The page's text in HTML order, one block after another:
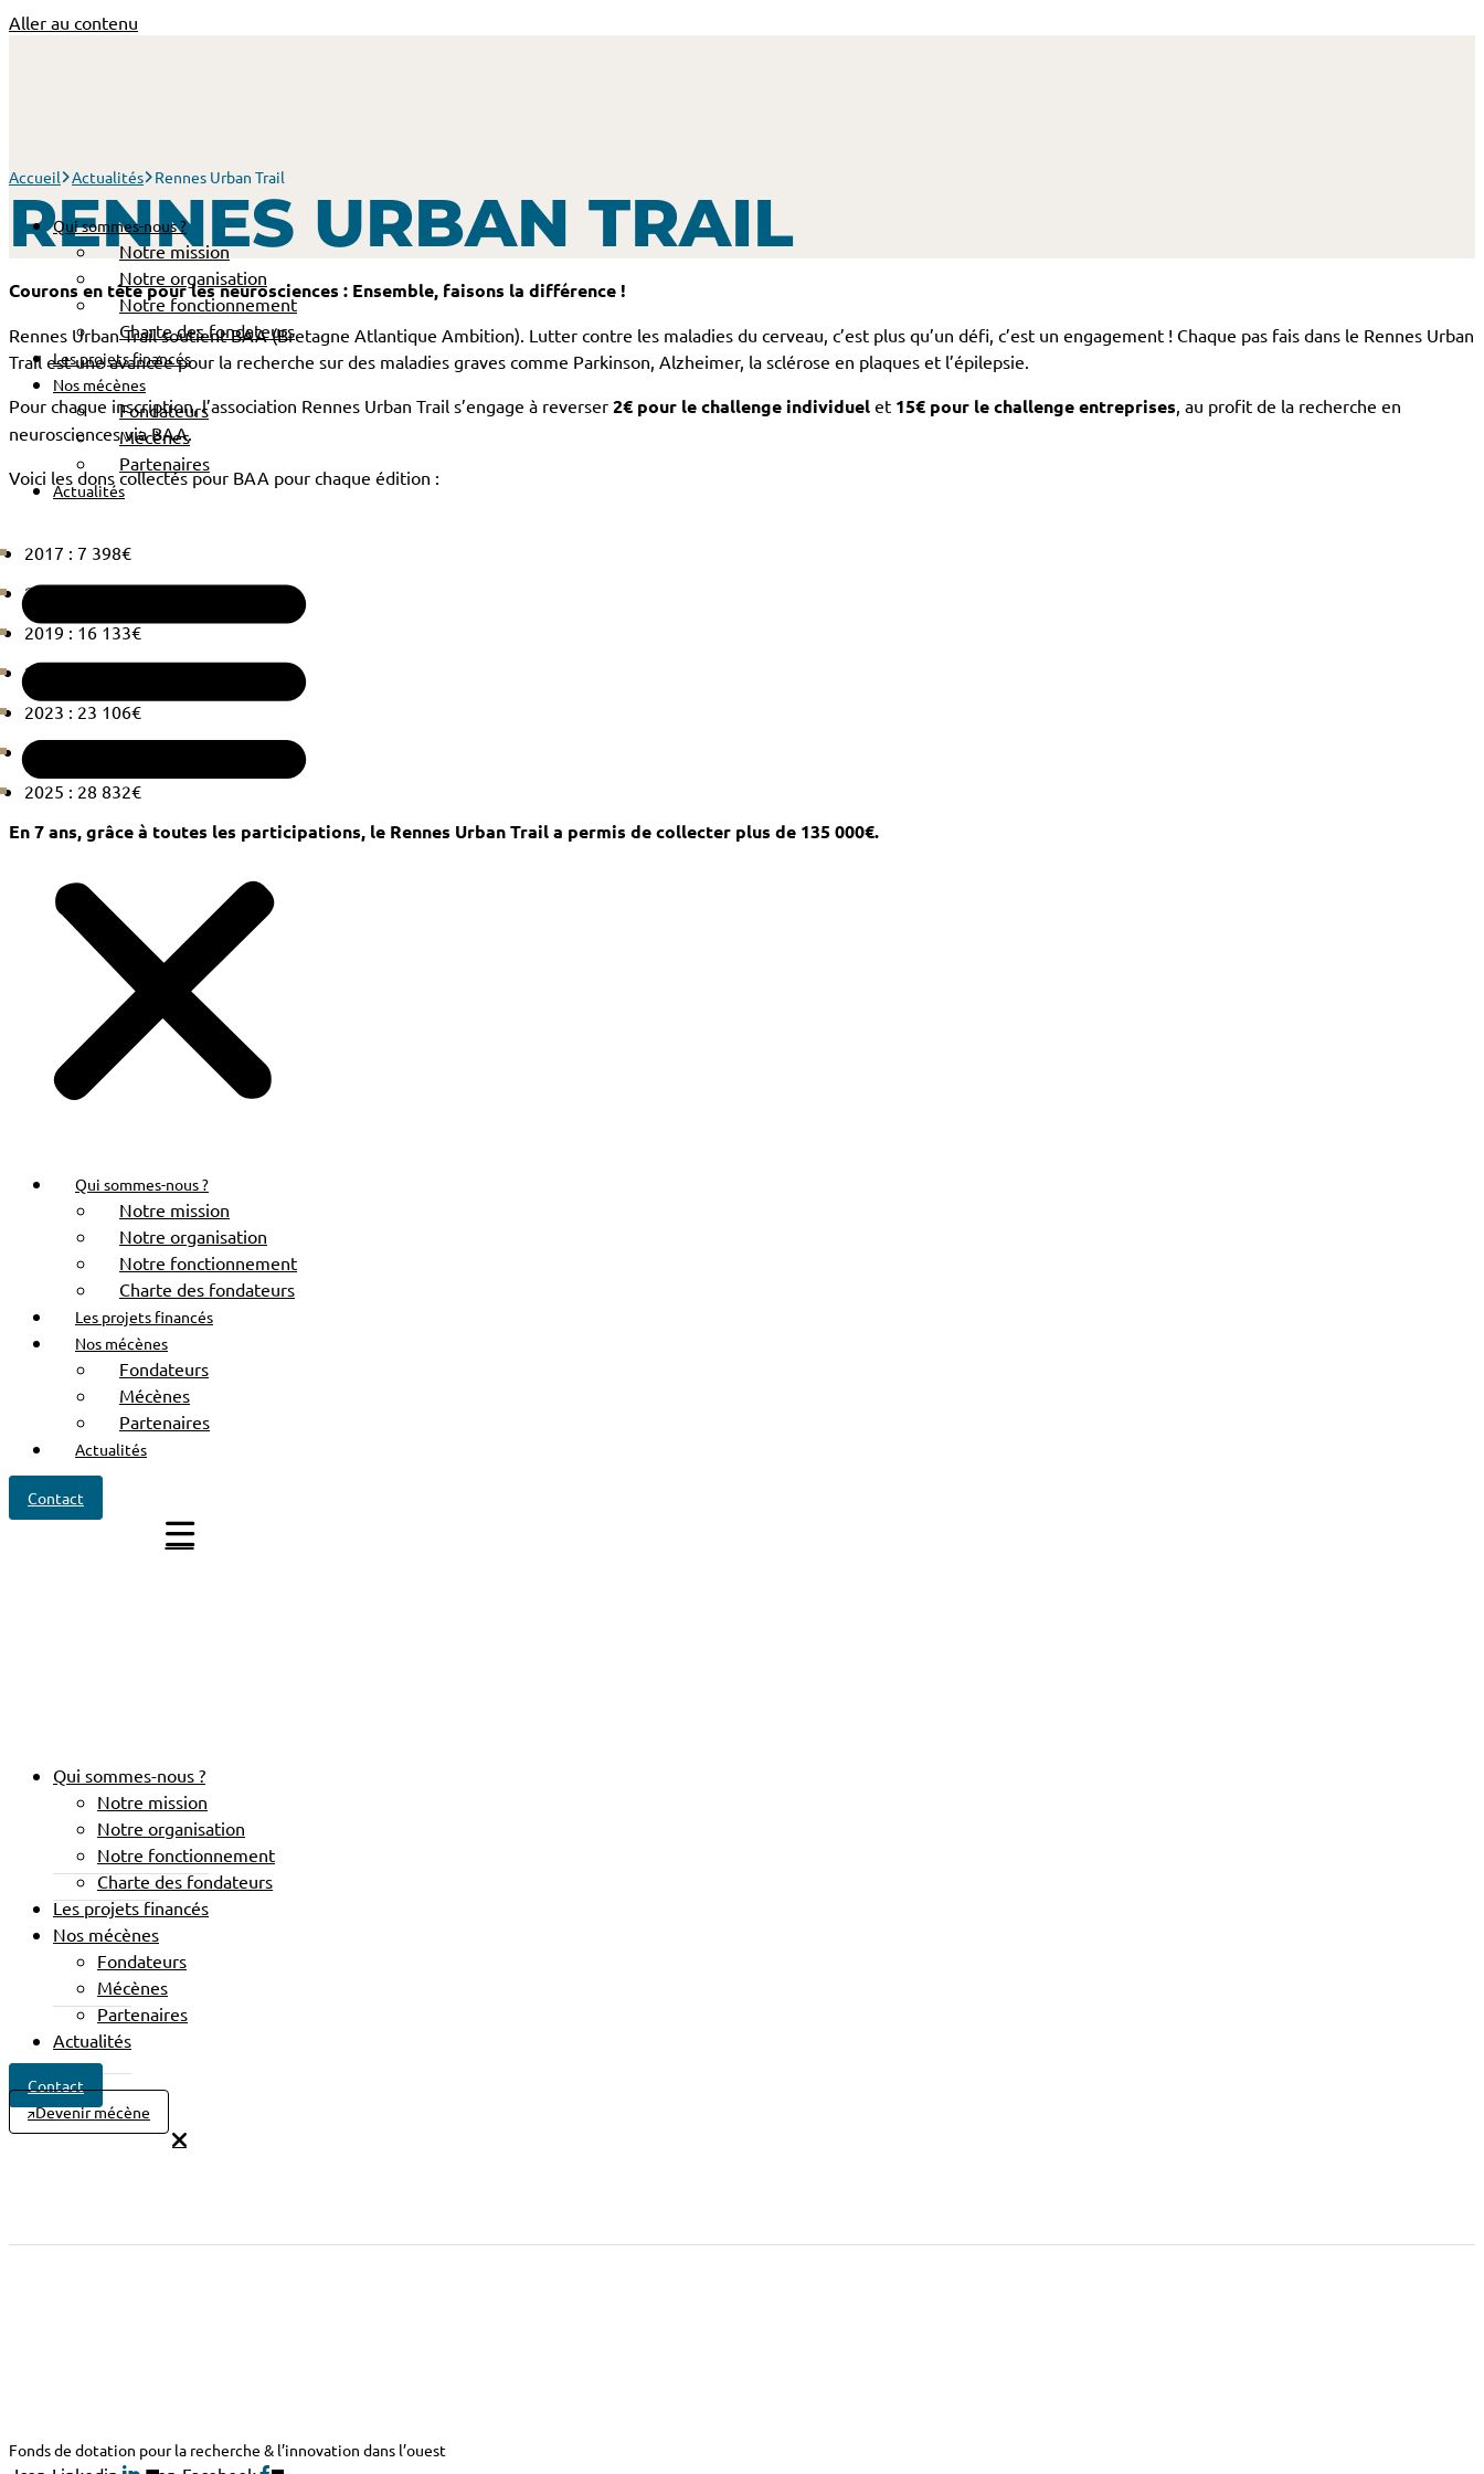
Aller au contenu
Qui sommes-nous ?
Notre mission
Notre organisation
Notre fonctionnement
Charte des fondateurs
Les projets financés
Nos mécènes
Fondateurs
Mécènes
Partenaires
Actualités
Qui sommes-nous ?
Notre mission
Notre organisation
Notre fonctionnement
Charte des fondateurs
Les projets financés
Nos mécènes
Fondateurs
Mécènes
Partenaires
Actualités
Contact
Qui sommes-nous ?
Notre mission
Notre organisation
Notre fonctionnement
Charte des fondateurs
Les projets financés
Nos mécènes
Fondateurs
Mécènes
Partenaires
Actualités
Contact
Devenir mécène
Accueil Actualités Rennes Urban Trail
RENNES URBAN TRAIL
Courons en tête pour les neurosciences : Ensemble, faisons la différence !
Rennes Urban Trail soutient BAA (Bretagne Atlantique Ambition). Lutter contre les maladies du cerveau, c’est plus qu’un défi, c’est un engagement ! Chaque pas fais dans le Rennes Urban
Trail est une avancée pour la recherche sur des maladies graves comme Parkinson, Alzheimer, la sclérose en plaques et l’épilepsie.
Pour chaque inscription, l’association Rennes Urban Trail s’engage à reverser 2€ pour le challenge individuel et 15€ pour le challenge entreprises, au profit de la recherche en
neurosciences via BAA.
Voici les dons collectés pour BAA pour chaque édition :
2017 : 7 398€
2018 : 14 730€
2019 : 16 133€
2022 : 19 600€
2023 : 23 106€
2024 : 27 139€
2025 : 28 832€
En 7 ans, grâce à toutes les participations, le Rennes Urban Trail a permis de collecter plus de 135 000€.
Fonds de dotation pour la recherche & l’innovation dans l’ouest